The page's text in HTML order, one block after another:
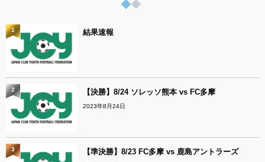
結果速報
1
【決勝】8/24 ソレッソ熊本 vs FC多摩
2023年8月24日
2
【準決勝】8/23 FC多摩 vs 鹿島アントラーズ
3